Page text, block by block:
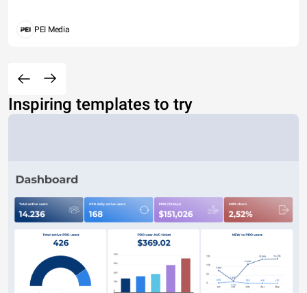
PEI Media
Inspiring templates to try